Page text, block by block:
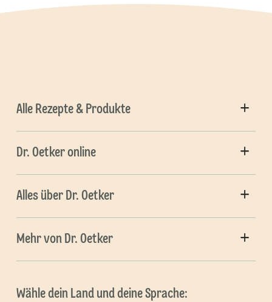
Alle Rezepte & Produkte
Dr. Oetker online
Alles über Dr. Oetker
Mehr von Dr. Oetker
Wähle dein Land und deine Sprache: